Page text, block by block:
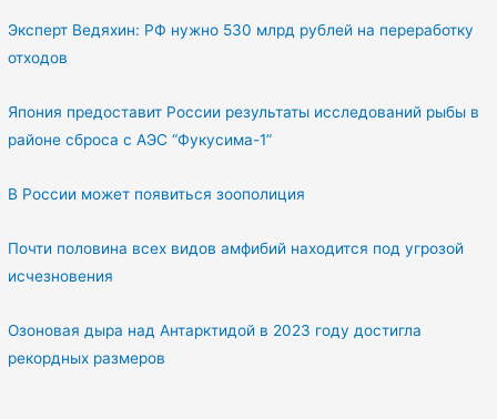
Эксперт Ведяхин: РФ нужно 530 млрд рублей на переработку
отходов
Япония предоставит России результаты исследований рыбы в
районе сброса с АЭС “Фукусима-1”
В России может появиться зоополиция
Почти половина всех видов амфибий находится под угрозой
исчезновения
Озоновая дыра над Антарктидой в 2023 году достигла
рекордных размеров